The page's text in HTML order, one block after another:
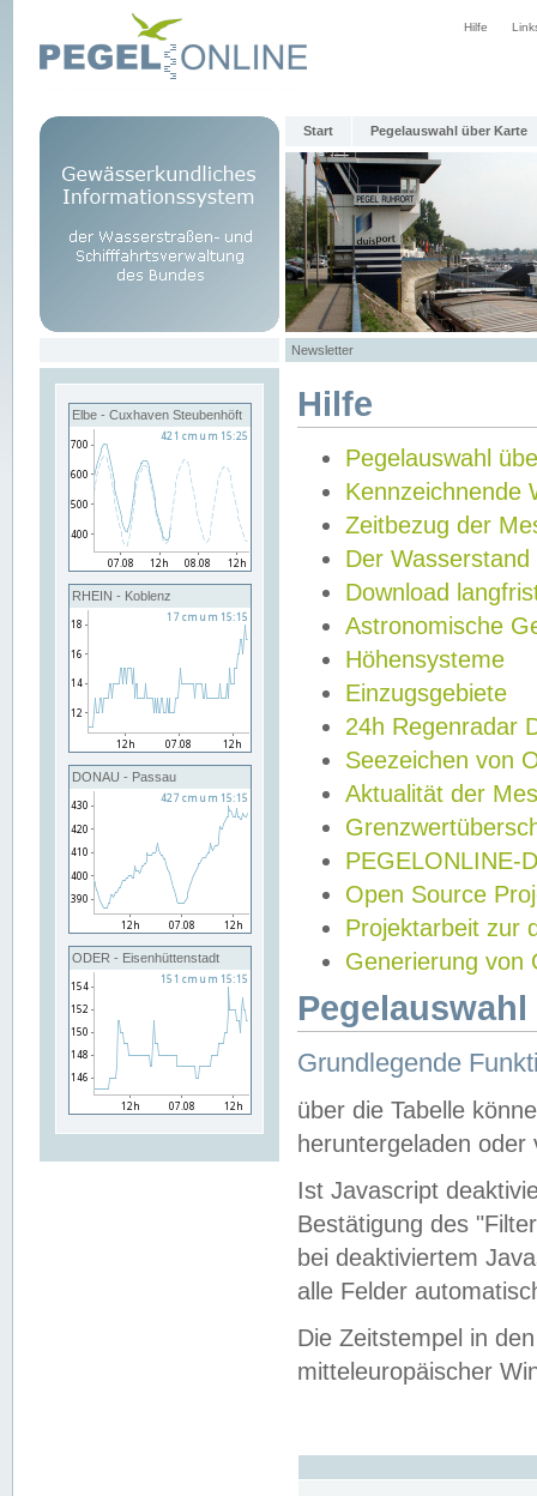
Hilfe
Start Pegelauswahl über Karte
Newsletter
Elbe - Cuxhaven Steubenhöft
RHEIN - Koblenz
DONAU - Passau
ODER - Eisenhüttenstadt
Hilfe
Pegelauswahl
Kennzeichnende
Zeitbezug der
Der Wasserstand
Download
Astronomische
Höhensysteme
Einzugsgebiete
24h Regenradar
Seezeichen von
Aktualität der
PEGELONLINE-
Open Source
Projektarbeit zur
Generierung von
Grundlegende
über die Tabelle
heruntergeladen oder
Ist Javascript
Bestätigung des
bei deaktiviertem
alle Felder
Die Zeitstempel in
mitteleuropäischer